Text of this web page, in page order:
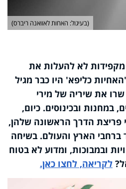
(בעיגול: האחות לאוואנה ריברס)
מקפידות לא להעלות את
'האחיות כליפא' היו כבר מגיל
את שיריה של מירי
במחנות ובכינוסים. כיום,
הדרך הראשונה שלהן,
ברחבי הארץ והעולם. בשיחה
ובמבוכות, ומדוע לא בטוח
לקריאה, לחצו כאן.